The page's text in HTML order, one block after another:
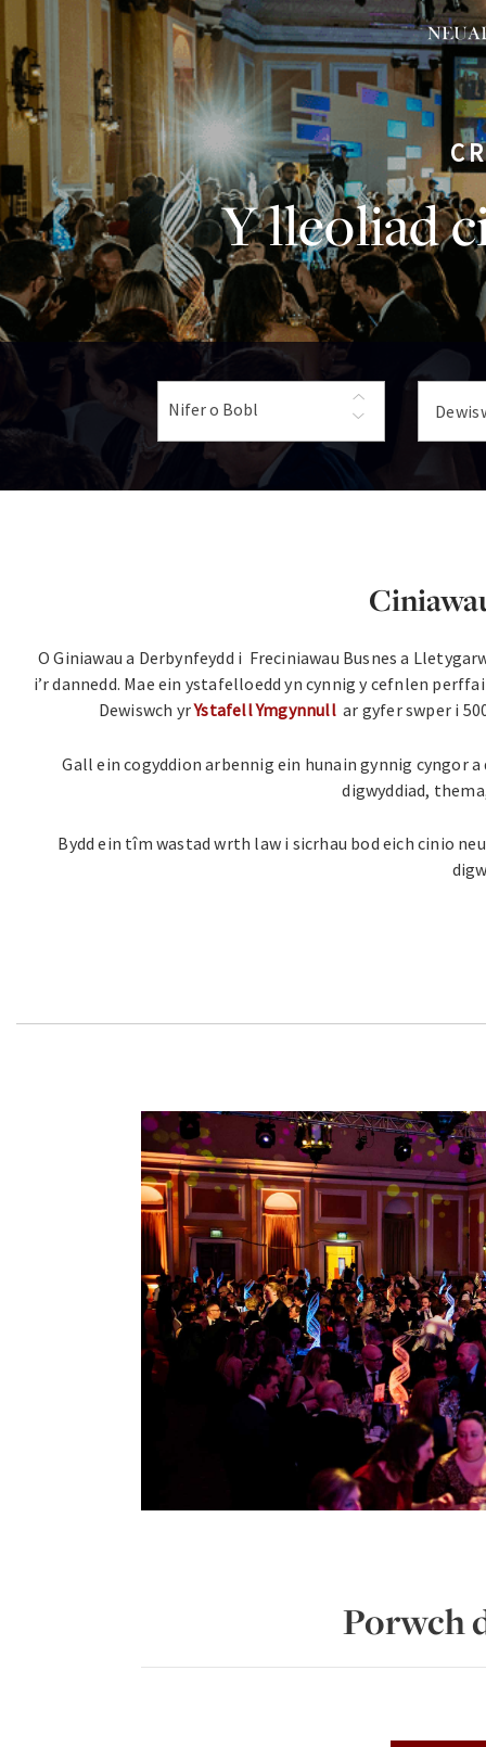
Y lleoliad
Nifer o Bobl
O Giniawau a Derbynfeydd i Freciniawau Busnes a
i’r dannedd. Mae ein ystafelloedd yn cynnig y cefnlen
Dewiswch yrYstafell Ymgynnullar gyfer swper i
Gall ein cogyddion arbennig ein hunain gynnig cyngor
digwyddiad,
Bydd ein tîm wastad wrth law i sicrhau bod eich cinio
Porwch